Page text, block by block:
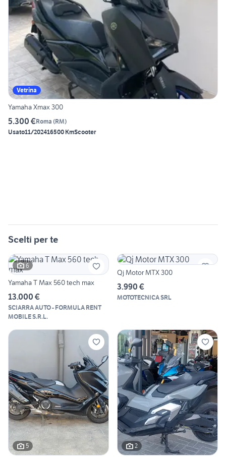
Vetrina
Yamaha Xmax 300
5.300 €Roma (RM)
Usato11/202416500 KmScooter
Scelti per te
6
Yamaha T Max 560 tech max
13.000 €
SCIARRA AUTO - FORMULA RENT
MOBILE S.R.L.
Qj Motor MTX 300
3.990 €
MOTOTECNICA SRL
5 2